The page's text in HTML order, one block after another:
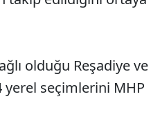
olduğu Reşadiye ve
seçimlerini MHP